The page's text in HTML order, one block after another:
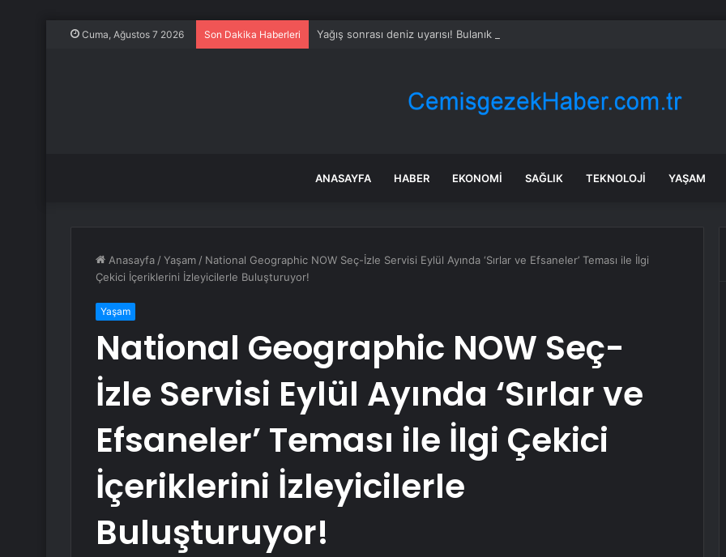
Cuma, Ağustos 7 2026 Son Dakika Haberleri Yağış sonrası deniz uyarısı! Bulanık ve kötü kokulu suda yüzmeyin
ANASAYFA HABER EKONOMI SAĞLIK TEKNOLOJI YAŞAM
Anasayfa /Yaşam / National Geographic NOW Seç-İzle Servisi Eylül Ayında ‘Sırlar ve Efsaneler’ Teması ile İlgi
Çekici İçeriklerini İzleyicilerle Buluşturuyor!
Yaşam
National Geographic NOW Seç-
İzle Servisi Eylül Ayında ‘Sırlar ve
Efsaneler’ Teması ile İlgi Çekici
İçeriklerini İzleyicilerle
Buluşturuyor!